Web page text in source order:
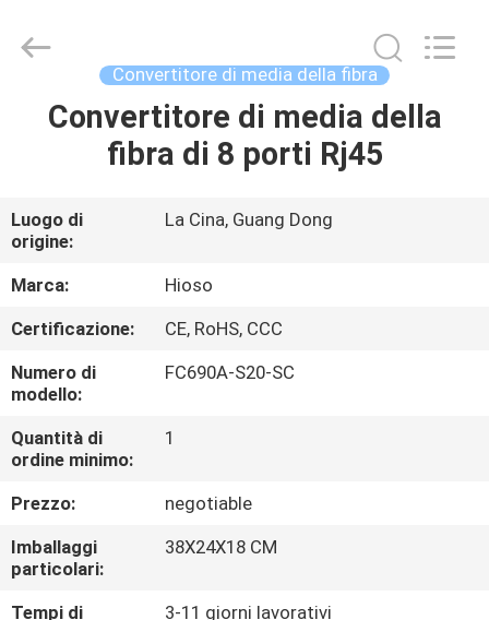
CASA
VIDEO
CIRCA
NOI
GIRO
DELLA
FABBRICA
CONTROLLO
Technology
Developed
Convertitore di media della fibra
Convertitore di media della
fibra di 8 porti Rj45
Luogo di
origine:
La Cina, Guang Dong
Marca:
Hioso
Certificazione:
CE, RoHS, CCC
Numero di
modello:
FC690A-S20-SC
Quantità di
ordine minimo:
1
Prezzo:
negotiable
Imballaggi
particolari:
38X24X18 CM
Tempi di
3-11 giorni lavorativi